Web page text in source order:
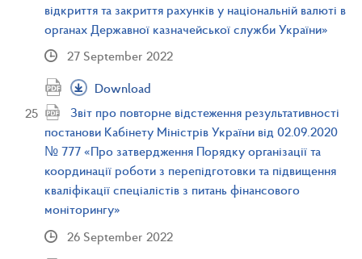
відкриття та закриття рахунків у національній валюті в
органах Державної казначейської служби України»
27 September 2022
Download
Звіт про повторне відстеження результативності
постанови Кабінету Міністрів України від 02.09.2020
№ 777 «Про затвердження Порядку організації та
координації роботи з перепідготовки та підвищення
кваліфікації спеціалістів з питань фінансового
моніторингу»
26 September 2022